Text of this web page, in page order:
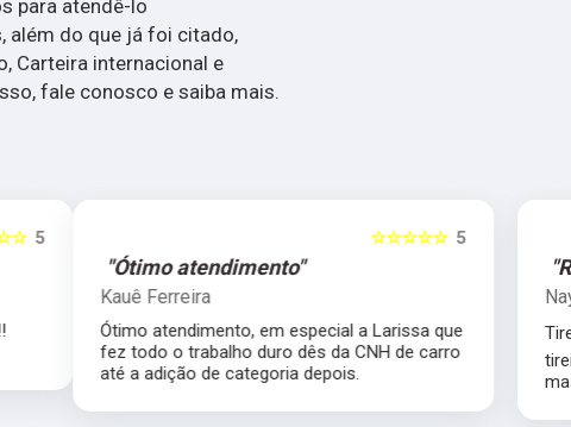
para atendê-lo
além do que já foi citado,
Carteira internacional e
fale conosco e saiba mais.
5 ☆☆☆☆☆
"Recomendo"
Nay Moraes
Tirei minha CNH em 4 meses ❤️ A/B. Só não
tirei em menos tempo porque eu reprovei,
mas vale muito a pena, vcs são top